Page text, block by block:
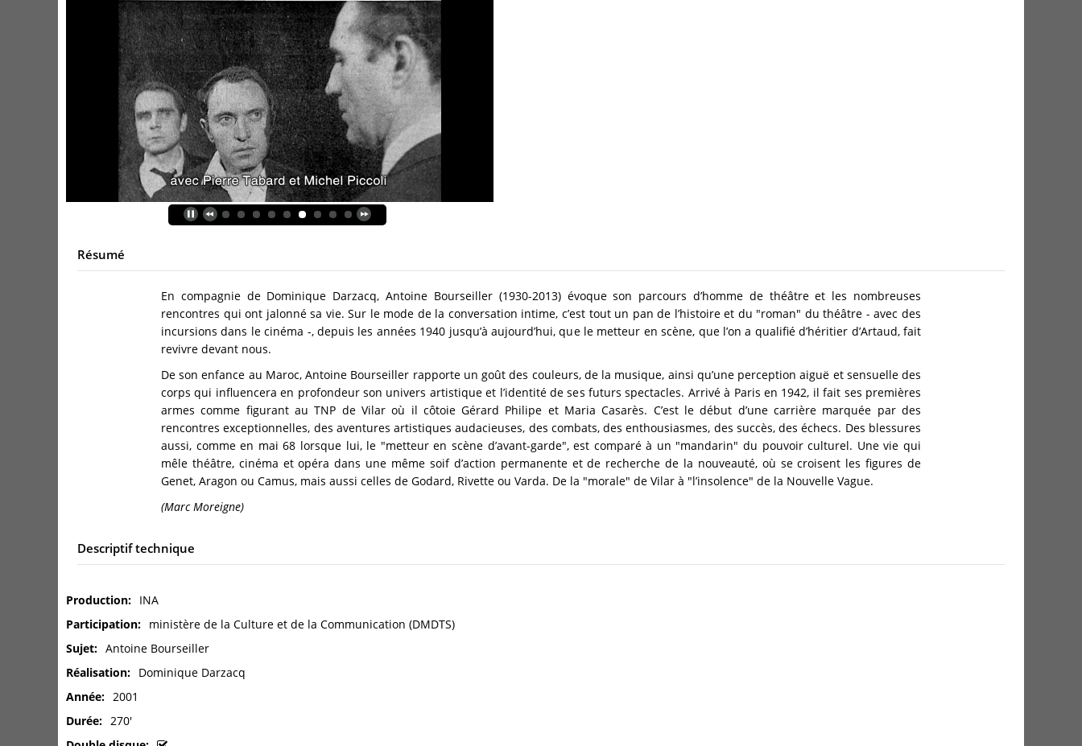
Résumé
En compagnie de Dominique Darzacq, Antoine Bourseiller (1930-2013) évoque son parcours d’homme de théâtre et les nombreuses
rencontres qui ont jalonné sa vie. Sur le mode de la conversation intime, c’est tout un pan de l’histoire et du "roman" du théâtre - avec des
incursions dans le cinéma -, depuis les années 1940 jusqu’à aujourd’hui, que le metteur en scène, que l’on a qualifié d’héritier d’Artaud, fait
revivre devant nous.
De son enfance au Maroc, Antoine Bourseiller rapporte un goût des couleurs, de la musique, ainsi qu’une perception aiguë et sensuelle des
corps qui influencera en profondeur son univers artistique et l’identité de ses futurs spectacles. Arrivé à Paris en 1942, il fait ses premières
armes comme figurant au TNP de Vilar où il côtoie Gérard Philipe et Maria Casarès. C’est le début d’une carrière marquée par des
rencontres exceptionnelles, des aventures artistiques audacieuses, des combats, des enthousiasmes, des succès, des échecs. Des blessures
aussi, comme en mai 68 lorsque lui, le "metteur en scène d’avant-garde", est comparé à un "mandarin" du pouvoir culturel. Une vie qui
mêle théâtre, cinéma et opéra dans une même soif d’action permanente et de recherche de la nouveauté, où se croisent les figures de
Genet, Aragon ou Camus, mais aussi celles de Godard, Rivette ou Varda. De la "morale" de Vilar à "l’insolence" de la Nouvelle Vague.
(Marc Moreigne)
Descriptif technique
Production
INA
Participation
ministère de la Culture et de la Communication (DMDTS)
Sujet
Antoine Bourseiller
Réalisation
Dominique Darzacq
Année
2001
Durée
270'